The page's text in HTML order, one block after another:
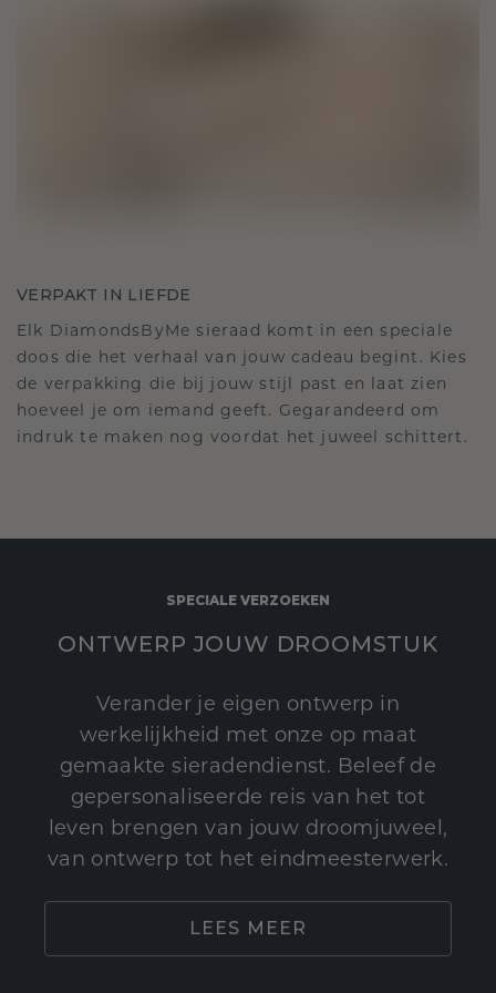
VERPAKT IN LIEFDE
Elk DiamondsByMe sieraad komt in een speciale
doos die het verhaal van jouw cadeau begint. Kies
de verpakking die bij jouw stijl past en laat zien
hoeveel je om iemand geeft. Gegarandeerd om
indruk te maken nog voordat het juweel schittert.
SPECIALE VERZOEKEN
ONTWERP JOUW DROOMSTUK
Verander je eigen ontwerp in
werkelijkheid met onze op maat
gemaakte sieradendienst. Beleef de
gepersonaliseerde reis van het tot
leven brengen van jouw droomjuweel,
van ontwerp tot het eindmeesterwerk.
LEES MEER